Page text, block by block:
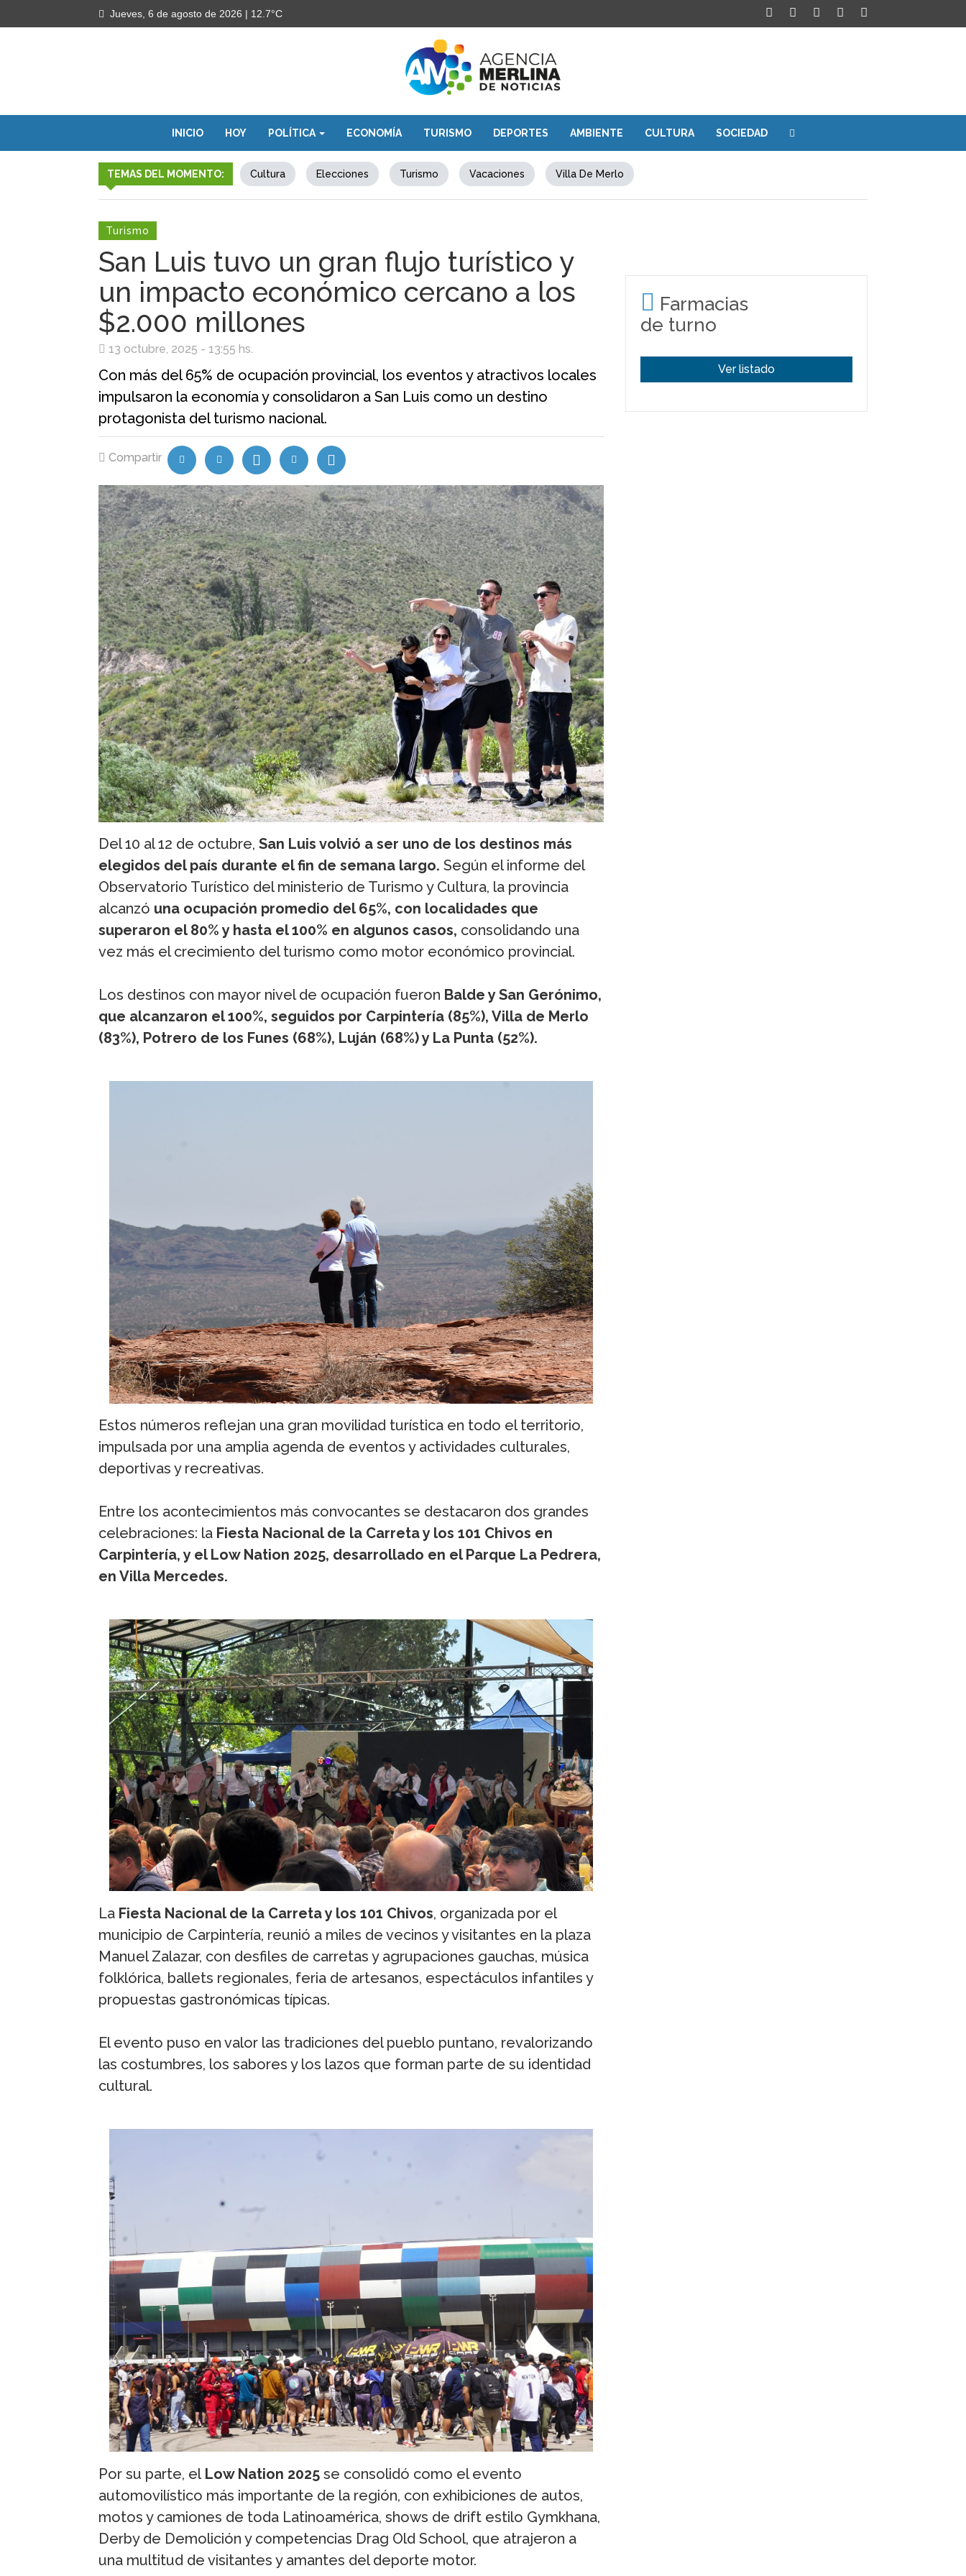
Jueves, 6 de agosto de 2026 | 12.7°C
INICIO HOY POLÍTICA ECONOMÍA TURISMO DEPORTES AMBIENTE CULTURA SOCIEDAD
TEMAS DEL MOMENTO: Cultura Elecciones Turismo Vacaciones Villa De Merlo
Turismo
San Luis tuvo un gran flujo turístico y
un impacto económico cercano a los
$2.000 millones
13 octubre, 2025 - 13:55 hs.
Con más del 65% de ocupación provincial, los eventos y atractivos locales
impulsaron la economía y consolidaron a San Luis como un destino
protagonista del turismo nacional.
Compartir
Del 10 al 12 de octubre, San Luis volvió a ser uno de los destinos más
elegidos del país durante el fin de semana largo. Según el informe del
Observatorio Turístico del ministerio de Turismo y Cultura, la provincia
alcanzó una ocupación promedio del 65%, con localidades que
superaron el 80% y hasta el 100% en algunos casos, consolidando una
vez más el crecimiento del turismo como motor económico provincial.
Los destinos con mayor nivel de ocupación fueron Balde y San Gerónimo,
que alcanzaron el 100%, seguidos por Carpintería (85%), Villa de Merlo
(83%), Potrero de los Funes (68%), Luján (68%) y La Punta (52%).
Estos números reflejan una gran movilidad turística en todo el territorio,
impulsada por una amplia agenda de eventos y actividades culturales,
deportivas y recreativas.
Entre los acontecimientos más convocantes se destacaron dos grandes
celebraciones: la Fiesta Nacional de la Carreta y los 101 Chivos en
Carpintería, y el Low Nation 2025, desarrollado en el Parque La Pedrera,
en Villa Mercedes.
La Fiesta Nacional de la Carreta y los 101 Chivos, organizada por el
municipio de Carpintería, reunió a miles de vecinos y visitantes en la plaza
Manuel Zalazar, con desfiles de carretas y agrupaciones gauchas, música
folklórica, ballets regionales, feria de artesanos, espectáculos infantiles y
propuestas gastronómicas típicas.
El evento puso en valor las tradiciones del pueblo puntano, revalorizando
las costumbres, los sabores y los lazos que forman parte de su identidad
cultural.
Por su parte, elLow Nation 2025 se consolidó como el evento
automovilístico más importante de la región, con exhibiciones de autos,
motos y camiones de toda Latinoamérica, shows de drift estilo Gymkhana,
Derby de Demolición y competencias Drag Old School, que atrajeron a
una multitud de visitantes y amantes del deporte motor.
Farmacias
de turno
Ver listado